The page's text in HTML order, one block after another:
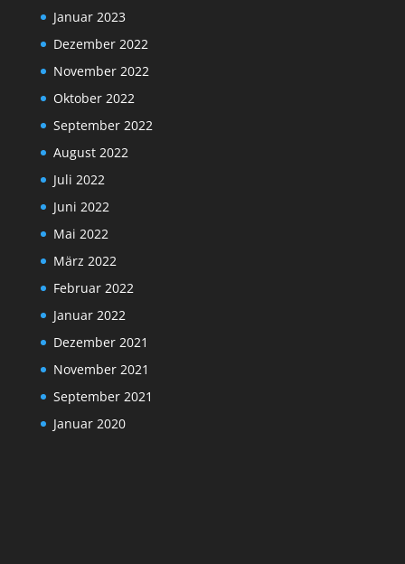
Januar 2023
Dezember 2022
November 2022
Oktober 2022
September 2022
August 2022
Juli 2022
Juni 2022
Mai 2022
März 2022
Februar 2022
Januar 2022
Dezember 2021
November 2021
September 2021
Januar 2020